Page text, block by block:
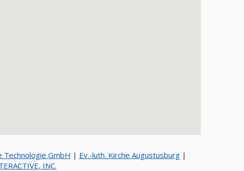
Technologie GmbH | Ev.-luth. Kirche Augustusburg|
INC.